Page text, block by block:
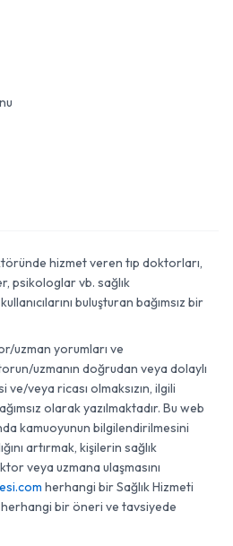
hizmet veren tıp doktorları,
psikologlar vb. sağlık
buluşturan bağımsız bir
uzman yorumları ve
uzmanın doğrudan veya dolaylı
veya ricası olmaksızın, ilgili
olarak yazılmaktadır. Bu web
kamuoyunun bilgilendirilmesini
artırmak, kişilerin sağlık
veya uzmana ulaşmasını
herhangi bir Sağlık Hizmeti
herhangi bir öneri ve tavsiyede